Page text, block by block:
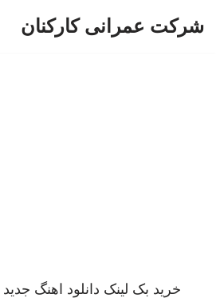
شرکت عمرانی کارکنان
خرید بک لینک دانلود اهنگ جدید